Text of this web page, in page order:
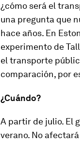
¿cómo será el
una pregunta que
hace años. En
experimento de
el transporte
comparación, por
¿Cuándo?
A partir de julio. El
verano. No